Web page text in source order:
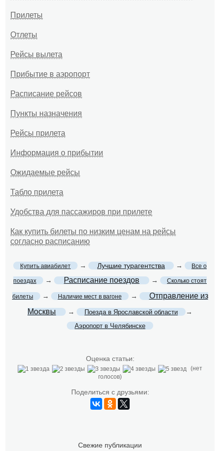
Прилеты
Отлеты
Рейсы вылета
Прибытие в аэропорт
Расписание рейсов
Пункты назначения
Рейсы прилета
Информация о прибытии
Ожидаемые рейсы
Табло прилета
Удобства для пассажиров при прилете
Как купить билеты по низким ценам на рейсы
согласно расписанию
Купить авиабилет → Лучшие турагентства → Все о
поездах → Расписание поездов → Сколько стоят
билеты → Наличие мест в вагоне →
Отправление из
Москвы
→ Поезда в Ярославской области →
Аэропорт в Челябинске
Оценка статьи:
(нет
голосов)
Поделиться с друзьями:
Свежие публикации